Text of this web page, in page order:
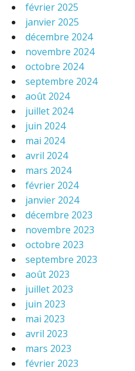
février 2025
janvier 2025
décembre 2024
novembre 2024
octobre 2024
septembre 2024
août 2024
juillet 2024
juin 2024
mai 2024
avril 2024
mars 2024
février 2024
janvier 2024
décembre 2023
novembre 2023
octobre 2023
septembre 2023
août 2023
juillet 2023
juin 2023
mai 2023
avril 2023
mars 2023
février 2023